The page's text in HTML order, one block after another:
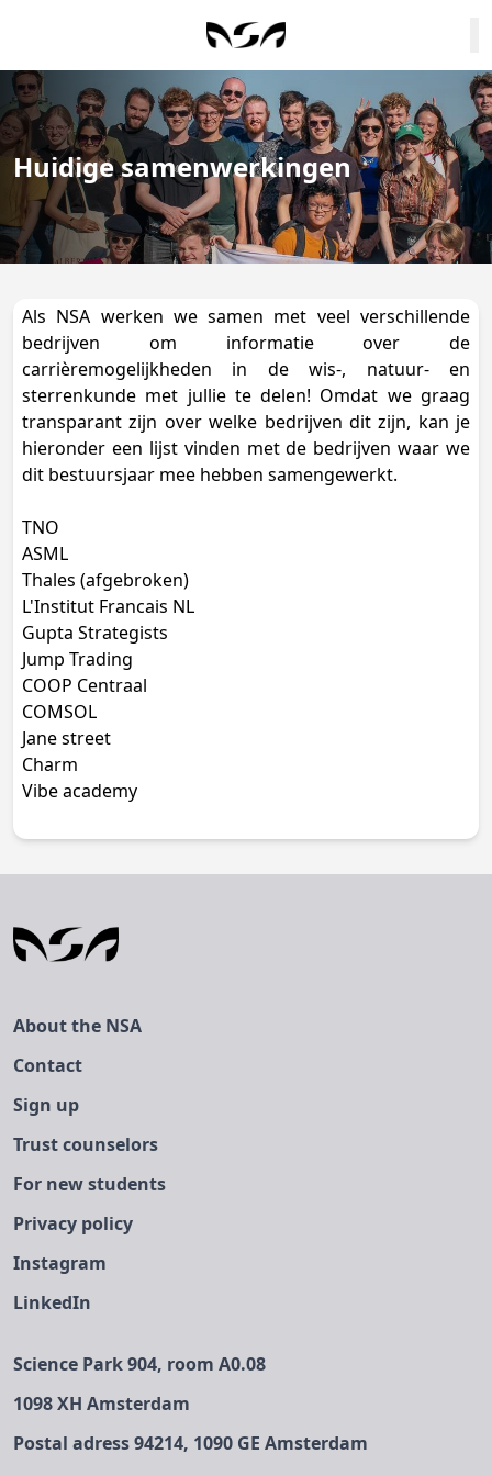
Huidige samenwerkingen
Als NSA werken we samen met veel verschillende
bedrijven om informatie over de
carrièremogelijkheden in de wis-, natuur- en
sterrenkunde met jullie te delen! Omdat we graag
transparant zijn over welke bedrijven dit zijn, kan je
hieronder een lijst vinden met de bedrijven waar we
dit bestuursjaar mee hebben samengewerkt.
TNO
ASML
Thales (afgebroken)
L'Institut Francais NL
Gupta Strategists
Jump Trading
COOP Centraal
COMSOL
Jane street
Charm
Vibe academy
About the NSA
Contact
Sign up
Trust counselors
For new students
Privacy policy
Instagram
LinkedIn
Science Park 904, room A0.08
1098 XH Amsterdam
Postal adress 94214, 1090 GE Amsterdam